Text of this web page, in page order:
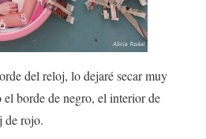
del reloj, lo dejaré secar muy
borde de negro, el interior de
de rojo.